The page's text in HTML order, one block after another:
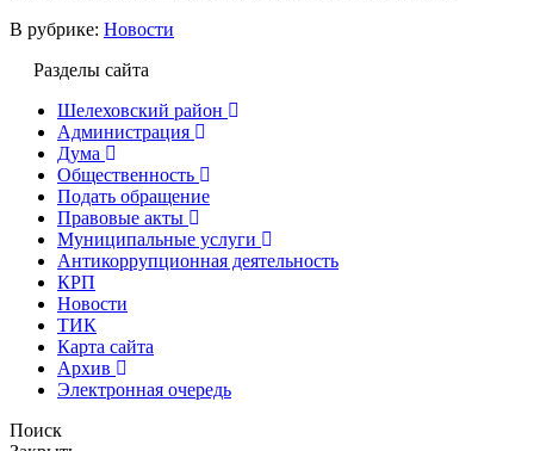
В рубрике: Новости
Разделы сайта
Шелеховский район
Администрация
Дума
Общественность
Подать обращение
Правовые акты
Муниципальные услуги
Антикоррупционная деятельность
КРП
Новости
ТИК
Карта сайта
Архив
Электронная очередь
Поиск